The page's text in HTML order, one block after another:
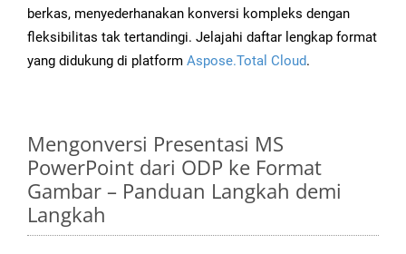
berkas, menyederhanakan konversi kompleks dengan
fleksibilitas tak tertandingi. Jelajahi daftar lengkap format
yang didukung di platform Aspose.Total Cloud.
Mengonversi Presentasi MS
PowerPoint dari ODP ke Format
Gambar – Panduan Langkah demi
Langkah